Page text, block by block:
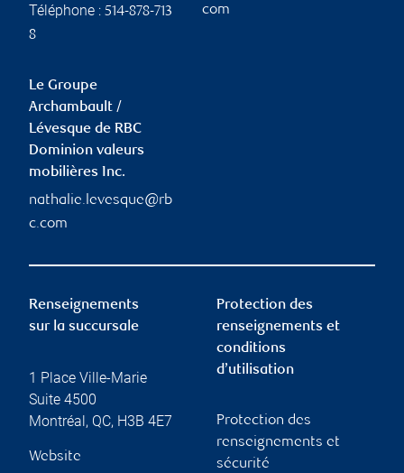
Téléphone : 514-878-713
8
com
Le Groupe
Archambault /
Lévesque de RBC
Dominion valeurs
mobilières Inc.
nathalie.levesque@rb
c.com
Renseignements
sur la succursale
1 Place Ville-Marie
Suite 4500
Montréal, QC, H3B 4E7
Website
Protection des
renseignements et
conditions
d’utilisation
Protection des
renseignements et
sécurité